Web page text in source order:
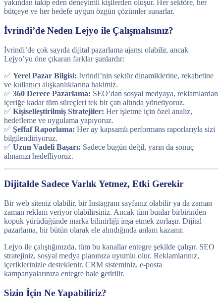
yakından takip eden deneyimli kişilerden oluşur. Her sektöre, her
bütçeye ve her hedefe uygun özgün çözümler sunarlar.
İvrindi’de Neden Lejyo ile Çalışmalısınız?
İvrindi’de çok sayıda dijital pazarlama ajansı olabilir, ancak
Lejyo’yu öne çıkaran farklar şunlardır:
✅ Yerel Pazar Bilgisi: İvrindi’nin sektör dinamiklerine, rekabetine
ve kullanıcı alışkanlıklarına hakimiz.
✅ 360 Derece Pazarlama: SEO’dan sosyal medyaya, reklamlardan
içeriğe kadar tüm süreçleri tek bir çatı altında yönetiyoruz.
✅ Kişiselleştirilmiş Stratejiler: Her işletme için özel analiz,
hedefleme ve uygulama yapıyoruz.
✅ Şeffaf Raporlama: Her ay kapsamlı performans raporlarıyla sizi
bilgilendiriyoruz.
✅ Uzun Vadeli Başarı: Sadece bugün değil, yarın da sonuç
almanızı hedefliyoruz.
Dijitalde Sadece Varlık Yetmez, Etki Gerekir
Bir web siteniz olabilir, bir Instagram sayfanız olabilir ya da zaman
zaman reklam veriyor olabilirsiniz. Ancak tüm bunlar birbirinden
kopuk yürüdüğünde marka bilinirliği inşa etmek zorlaşır. Dijital
pazarlama, bir bütün olarak ele alındığında anlam kazanır.
Lejyo ile çalıştığınızda, tüm bu kanallar entegre şekilde çalışır. SEO
stratejiniz, sosyal medya planınıza uyumlu olur. Reklamlarınız,
içeriklerinizle desteklenir. CRM sisteminiz, e-posta
kampanyalarınıza entegre hale getirilir.
Sizin İçin Ne Yapabiliriz?